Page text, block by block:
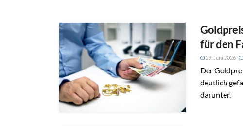
für den
29. Juni 2026
Der
deutlich
darunter.